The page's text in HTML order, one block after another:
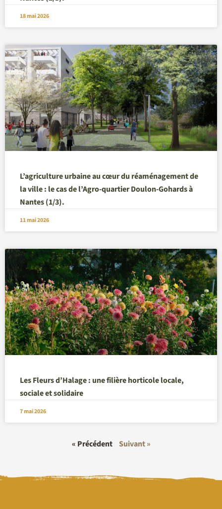
18 mai 2026
L’agriculture urbaine au cœur du réaménagement de
la ville : le cas de l’Agro-quartier Doulon-Gohards à
Nantes (1/3).
11 mai 2026
Les Fleurs d’Halage : une filière horticole locale,
sociale et solidaire
7 mai 2026
« Précédent Suivant »